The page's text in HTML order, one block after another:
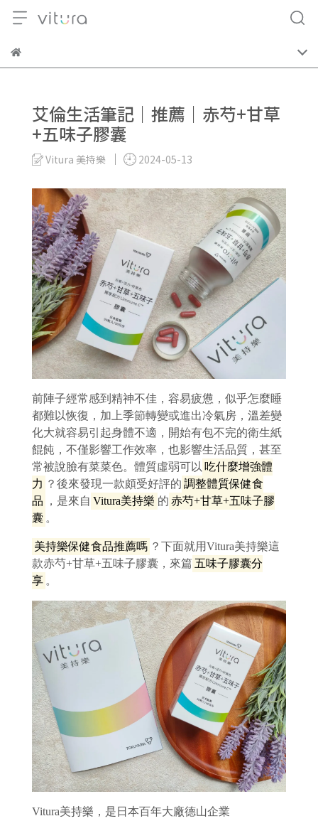
艾倫生活筆記｜推薦｜赤芍+甘草
+五味子膠囊
Vitura 美持樂 2024-05-13
前陣子經常感到精神不佳，容易疲憊，似乎怎麼睡
都難以恢復，加上季節轉變或進出冷氣房，溫差變
化大就容易引起身體不適，開始有包不完的衛生紙
餛飩，不僅影響工作效率，也影響生活品質，甚至
常被說臉有菜菜色。體質虛弱可以 吃什麼增強體
力 ？後來發現一款頗受好評的 調整體質保健食
品
，是來自 Vitura美持樂 的 赤芍+甘草+五味子膠
囊 。
美持樂保健食品推薦嗎 ？下面就用Vitura美持樂這
款赤芍+甘草+五味子膠囊，來篇 五味子膠囊分
享 。
Vitura美持樂，是日本百年大廠德山企業